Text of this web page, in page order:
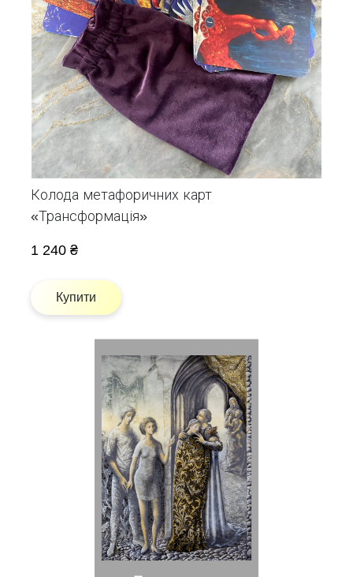
Колода метафоричних карт
«Трансформація»
1 240 ₴
Купити